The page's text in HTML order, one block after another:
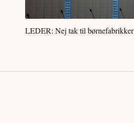
LEDER: Nej tak til børnefabrikker